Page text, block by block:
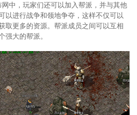
中，玩家们还可以加入帮派，并与其他
以进行战争和领地争夺，这样不仅可以
取更多的资源。帮派成员之间可以互相
强大的帮派。